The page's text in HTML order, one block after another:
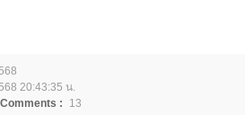
20:43:35 น.
Comments : 13